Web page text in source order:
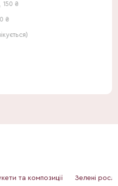
150 ₴
₴
та композиції Зелені